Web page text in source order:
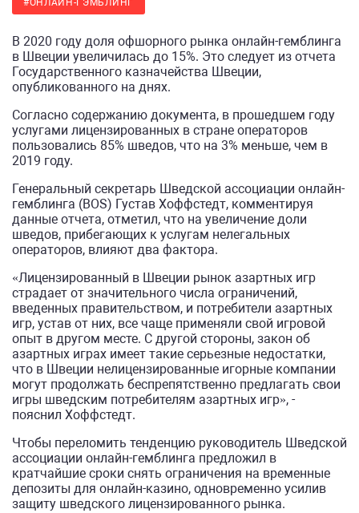
#ОНЛАЙН-ГЭМБЛИНГ
В 2020 году доля офшорного рынка онлайн-гемблинга
в Швеции увеличилась до 15%. Это следует из отчета
Государственного казначейства Швеции,
опубликованного на днях.
Согласно содержанию документа, в прошедшем году
услугами лицензированных в стране операторов
пользовались 85% шведов, что на 3% меньше, чем в
2019 году.
Генеральный секретарь Шведской ассоциации онлайн-
гемблинга (BOS) Густав Хоффстедт, комментируя
данные отчета, отметил, что на увеличение доли
шведов, прибегающих к услугам нелегальных
операторов, влияют два фактора.
«Лицензированный в Швеции рынок азартных игр
страдает от значительного числа ограничений,
введенных правительством, и потребители азартных
игр, устав от них, все чаще применяли свой игровой
опыт в другом месте. С другой стороны, закон об
азартных играх имеет такие серьезные недостатки,
что в Швеции нелицензированные игорные компании
могут продолжать беспрепятственно предлагать свои
игры шведским потребителям азартных игр», -
пояснил Хоффстедт.
Чтобы переломить тенденцию руководитель Шведской
ассоциации онлайн-гемблинга предложил в
кратчайшие сроки снять ограничения на временные
депозиты для онлайн-казино, одновременно усилив
защиту шведского лицензированного рынка.